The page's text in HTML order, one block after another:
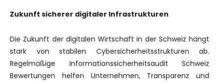
Zukunft sicherer digitaler Infrastrukturen
Die Zukunft der digitalen Wirtschaft in der Schweiz hängt
stark von stabilen Cybersicherheitsstrukturen ab.
Regelmäßige Informationssicherheitsaudit Schweiz
Bewertungen helfen Unternehmen, Transparenz und